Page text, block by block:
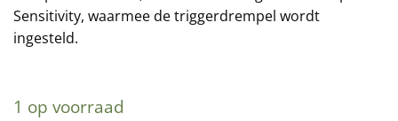
Sensitivity, waarmee de triggerdrempel wordt
ingesteld.
1 op voorraad